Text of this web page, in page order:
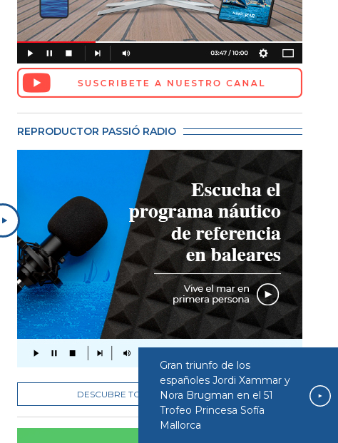
Gran triunfo de los
españoles Jordi Xammar y
Nora Brugman en el 51
Trofeo Princesa Sofía
Mallorca
REPRODUCTOR PASSIÓ RADIO
DESCUBRE TODOS LOS PROGRAMAS